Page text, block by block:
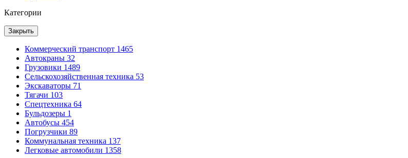
Категории
Закрыть
Коммерческий транспорт 1465
Автокраны 32
Грузовики 1489
Сельскохозяйственная техника 53
Экскаваторы 71
Тягачи 103
Спецтехника 64
Бульдозеры 1
Автобусы 454
Погрузчики 89
Коммунальная техника 137
Легковые автомобили 1358